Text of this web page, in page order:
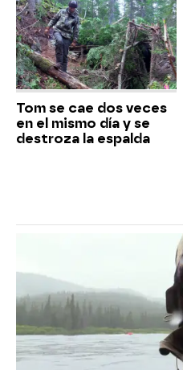
Tom se cae dos veces
en el mismo día y se
destroza la espalda